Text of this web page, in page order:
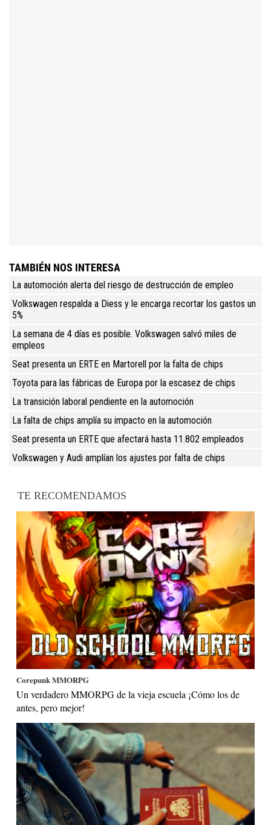
TAMBIÉN NOS INTERESA
La automoción alerta del riesgo de destrucción de empleo
Volkswagen respalda a Diess y le encarga recortar los gastos un
5%
La semana de 4 días es posible. Volkswagen salvó miles de
empleos
Seat presenta un ERTE en Martorell por la falta de chips
Toyota para las fábricas de Europa por la escasez de chips
La transición laboral pendiente en la automoción
La falta de chips amplía su impacto en la automoción
Seat presenta un ERTE que afectará hasta 11.802 empleados
Volkswagen y Audi amplían los ajustes por falta de chips
TE RECOMENDAMOS
Corepunk MMORPG
Un verdadero MMORPG de la vieja escuela ¡Cómo los de
antes, pero mejor!